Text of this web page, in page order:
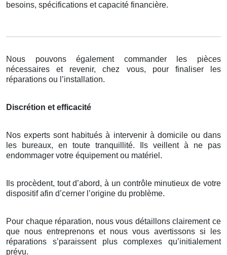
besoins, spécifications et capacité financière.
Nous pouvons également commander les pièces
nécessaires et revenir, chez vous, pour finaliser les
réparations ou l’installation.
Discrétion et efficacité
Nos experts sont habitués à intervenir à domicile ou dans
les bureaux, en toute tranquillité. Ils veillent à ne pas
endommager votre équipement ou matériel.
Ils procèdent, tout d’abord, à un contrôle minutieux de votre
dispositif afin d’cerner l’origine du problème.
Pour chaque réparation, nous vous détaillons clairement ce
que nous entreprenons et nous vous avertissons si les
réparations s’paraissent plus complexes qu’initialement
prévu.